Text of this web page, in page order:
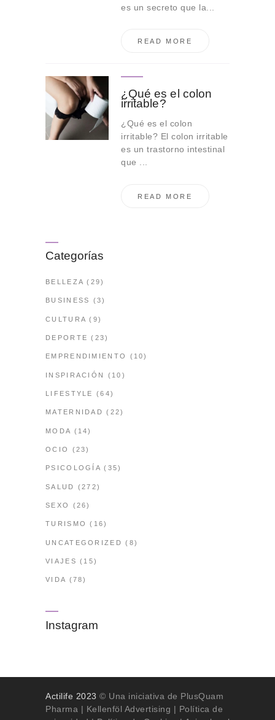
es un secreto que la...
READ MORE
¿Qué es el colon
irritable?
¿Qué es el colon
irritable? El colon irritable
es un trastorno intestinal
que ...
READ MORE
Categorías
BELLEZA (29)
BUSINESS (3)
CULTURA (9)
DEPORTE (23)
EMPRENDIMIENTO (10)
INSPIRACIÓN (10)
LIFESTYLE (64)
MATERNIDAD (22)
MODA (14)
OCIO (23)
PSICOLOGÍA (35)
SALUD (272)
SEXO (26)
TURISMO (16)
UNCATEGORIZED (8)
VIAJES (15)
VIDA (78)
Instagram
Actilife 2023 © Una iniciativa de PlusQuam
Pharma | Kellenföl Advertising | Política de